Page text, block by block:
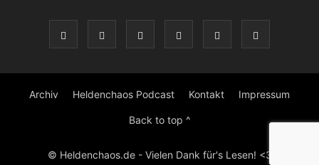
Archiv Heldenchaos Podcast Kontakt Impressum
Back to top ^
© Heldenchaos.de - Vielen Dank für's Lesen! <3